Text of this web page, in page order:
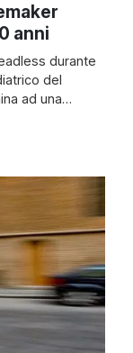
anni
durante
del
ad una
un pacemaker
è